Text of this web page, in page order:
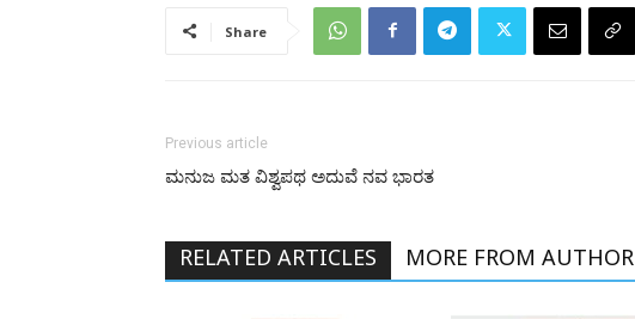
Share
Previous article
ಮನುಜ ಮತ ವಿಶ್ವಪಥ ಅದುವೆ ನವ ಭಾರತ
RELATED ARTICLES MORE FROM AUTHOR